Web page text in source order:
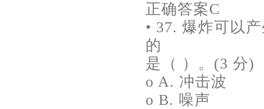
正确答案C
• 37. 爆炸可以
的
是（ ）。(3 分)
o A. 冲击波
o B. 噪声